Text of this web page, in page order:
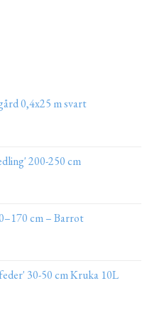
0,4x25 m svart
200-250 cm
cm – Barrot
30-50 cm Kruka 10L